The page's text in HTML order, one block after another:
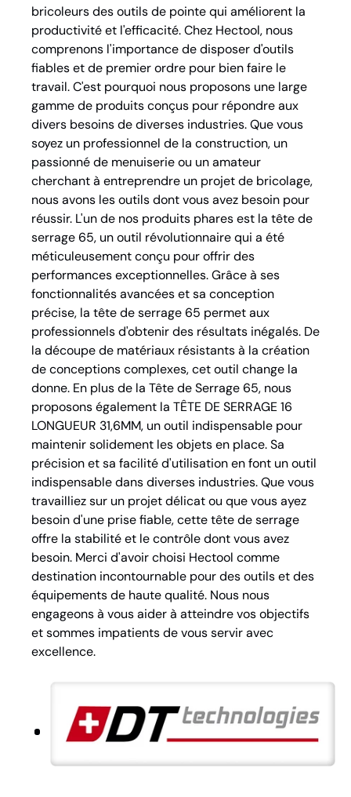
bricoleurs des outils de pointe qui améliorent la
productivité et l'efficacité. Chez Hectool, nous
comprenons l'importance de disposer d'outils
fiables et de premier ordre pour bien faire le
travail. C'est pourquoi nous proposons une large
gamme de produits conçus pour répondre aux
divers besoins de diverses industries. Que vous
soyez un professionnel de la construction, un
passionné de menuiserie ou un amateur
cherchant à entreprendre un projet de bricolage,
nous avons les outils dont vous avez besoin pour
réussir. L'un de nos produits phares est la tête de
serrage 65, un outil révolutionnaire qui a été
méticuleusement conçu pour offrir des
performances exceptionnelles. Grâce à ses
fonctionnalités avancées et sa conception
précise, la tête de serrage 65 permet aux
professionnels d'obtenir des résultats inégalés. De
la découpe de matériaux résistants à la création
de conceptions complexes, cet outil change la
donne. En plus de la Tête de Serrage 65, nous
proposons également la TÊTE DE SERRAGE 16
LONGUEUR 31,6MM, un outil indispensable pour
maintenir solidement les objets en place. Sa
précision et sa facilité d'utilisation en font un outil
indispensable dans diverses industries. Que vous
travailliez sur un projet délicat ou que vous ayez
besoin d'une prise fiable, cette tête de serrage
offre la stabilité et le contrôle dont vous avez
besoin. Merci d'avoir choisi Hectool comme
destination incontournable pour des outils et des
équipements de haute qualité. Nous nous
engageons à vous aider à atteindre vos objectifs
et sommes impatients de vous servir avec
excellence.